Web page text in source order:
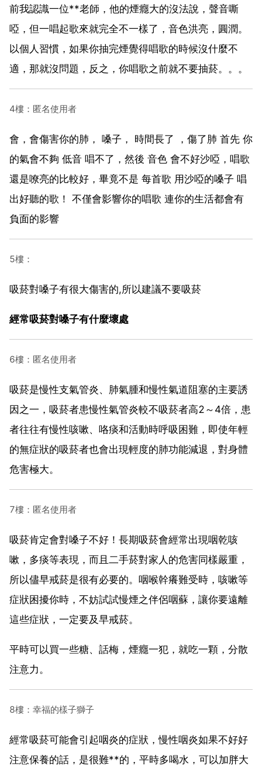
前我認識一位**老師，他的煙癮大的沒法說，聲音嘶
啞，但一唱起歌來就完全不一樣了，音色洪亮，圓潤。
以個人習慣，如果你抽完煙覺得唱歌的時候沒什麼不
適，那就沒問題，反之，你唱歌之前就不要抽菸。。。
4樓：匿名使用者
會，會傷害你的肺， 嗓子， 時間長了 ，傷了肺 首先 你
的氣會不夠 低音 唱不了，然後 音色 會不好沙啞，唱歌
還是嘹亮的比較好，畢竟不是 每首歌 用沙啞的嗓子 唱
出好聽的歌！ 不僅會影響你的唱歌 連你的生活都會有
負面的影響
5樓：
吸菸對嗓子有很大傷害的,所以建議不要吸菸
經常吸菸對嗓子有什麼壞處
6樓：匿名使用者
吸菸是慢性支氣管炎、肺氣腫和慢性氣道阻塞的主要誘
因之一，吸菸者患慢性氣管炎較不吸菸者高2～4倍，患
者往往有慢性咳嗽、咯痰和活動時呼吸困難，即使年輕
的無症狀的吸菸者也會出現輕度的肺功能減退，對身體
危害極大。
7樓：匿名使用者
吸菸肯定會對嗓子不好！長期吸菸會經常出現咽乾咳
嗽，多痰等表現，而且二手菸對家人的危害同樣嚴重，
所以儘早戒菸是很有必要的。咽喉幹癢難受時，咳嗽等
症狀困擾你時，不妨試試慢煙之伴侶咽蘇，讓你要遠離
這些症狀，一定要及早戒菸。
平時可以買一些糖、話梅，煙癮一犯，就吃一顆，分散
注意力。
8樓：幸福的樣子獅子
經常吸菸可能會引起咽炎的症狀，慢性咽炎如果不好好
注意保養的話，是很難**的，平時多喝水，可以加胖大